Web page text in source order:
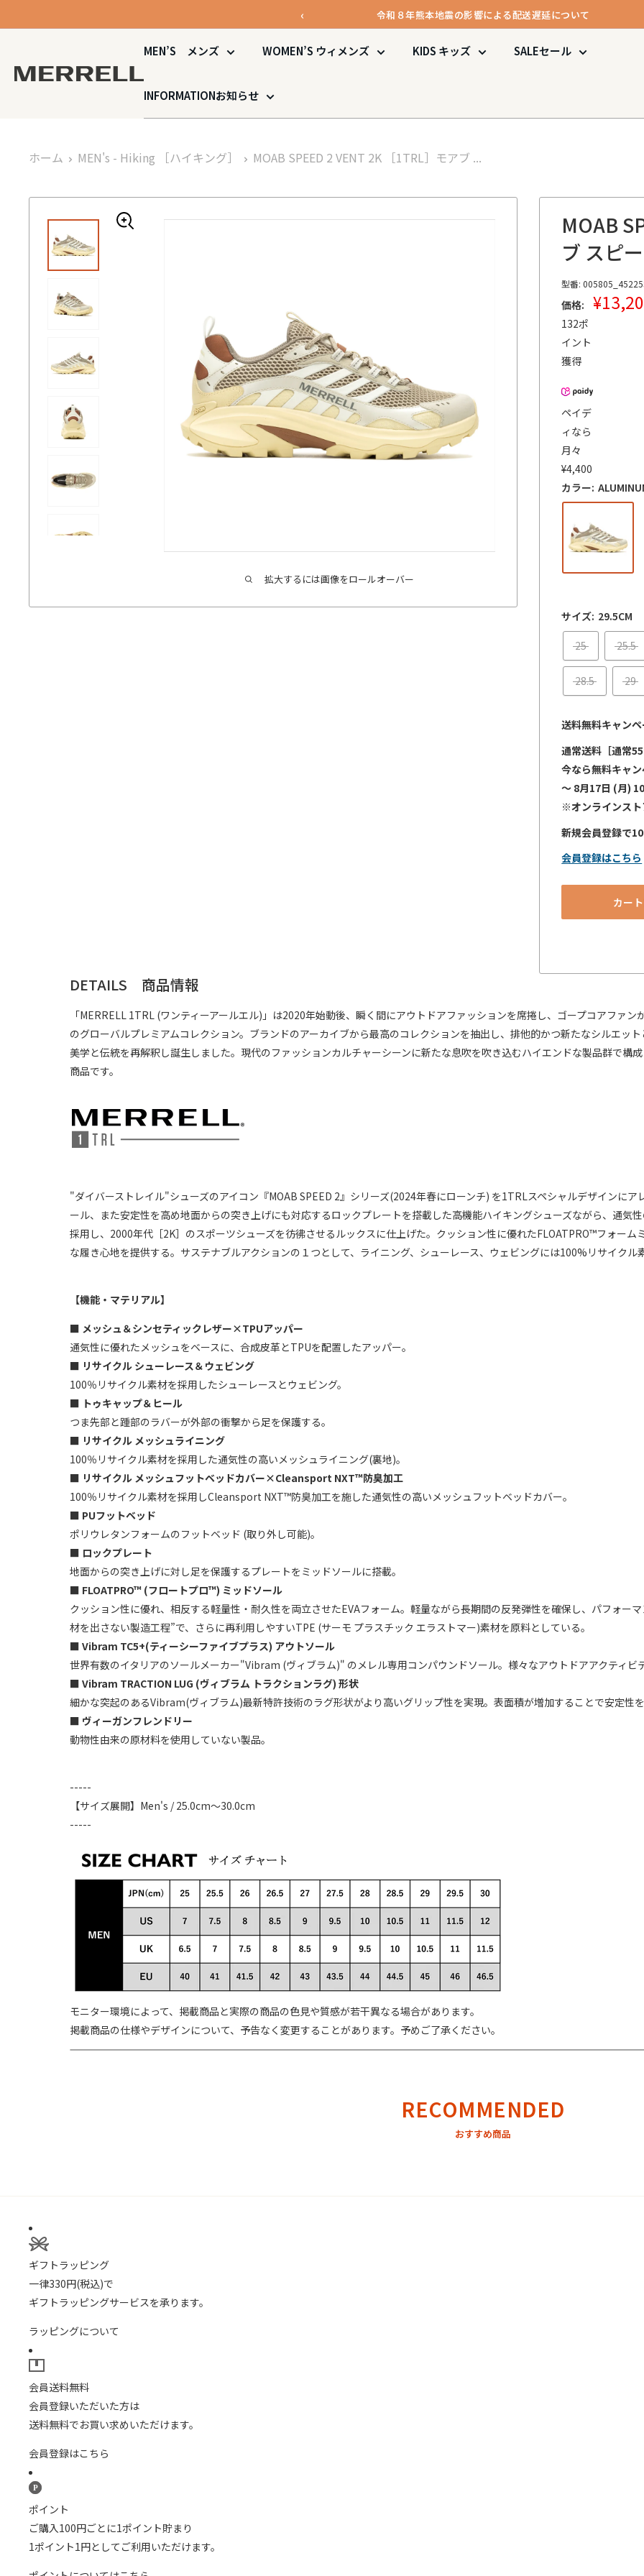
ン
‹ 令和８年熊本地震の影響による配送遅延について
メンバー登録で1000ポイント進呈＆送料無料！
MERRELL
MEN’S メンズ WOMEN’S ウィメンズ KIDS キッズ SALEセール
INFORMATIONお知らせ
ホーム MEN's - Hiking ［ハイキング］ MOAB SPEED 2 VENT 2K ［1TRL］ モアブ ...
拡大するには画像をロールオーバー
MOAB
ブ スピ
型番:
価格: 販
132ポ
イント
獲得
ペイデ
ィなら
月々
¥4,400
カラー:
サイズ: 29.5CM
25 25.5
28.5 29
送料無料キャンペ
通常送料［通常
今なら無料キャン
～ 8月17日 (月)
※オンラインスト
新規会員登録で
会員登録はこちら
カー
DETAILS 商品情報
「MERRELL 1TRL (ワンティーアールエル)」は2020年始動後、瞬く間にアウトドアファッションを席捲し、ゴープコアファ
のグローバルプレミアムコレクション。ブランドのアーカイブから最高のコレクションを抽出し、排他的かつ新たなシルエッ
美学と伝統を再解釈し誕生しました。現代のファッションカルチャーシーンに新たな息吹を吹き込むハイエンドな製品群で構
商品です。
"ダイバーストレイル"シューズのアイコン『MOAB SPEED 2』シリーズ(2024年春にローンチ) を1TRLスペシャルデザインに
ール、また安定性を高め地面からの突き上げにも対応するロックプレートを搭載した高機能ハイキングシューズながら、通気
採用し、2000年代［2K］のスポーツシューズを彷彿させるルックスに仕上げた。クッション性に優れたFLOATPRO™フォー
な履き心地を提供する。サステナブルアクションの１つとして、ライニング、シューレース、ウェビングには100%リサイクル
【機能・マテリアル】
■ メッシュ＆シンセティックレザー×TPUアッパー
通気性に優れたメッシュをベースに、合成皮革とTPUを配置したアッパー。
■ リサイクル シューレース＆ウェビング
100％リサイクル素材を採用したシューレースとウェビング。
■ トゥキャップ＆ヒール
つま先部と踵部のラバーが外部の衝撃から足を保護する。
■ リサイクル メッシュライニング
100％リサイクル素材を採用した通気性の高いメッシュライニング(裏地)。
■ リサイクル メッシュフットベッドカバー×Cleansport NXT™防臭加工
100％リサイクル素材を採用しCleansport NXT™防臭加工を施した通気性の高いメッシュフットベッドカバー。
■ PUフットベッド
ポリウレタンフォームのフットベッド (取り外し可能)。
■ ロックプレート
地面からの突き上げに対し足を保護するプレートをミッドソールに搭載。
■ FLOATPRO™ (フロートプロ™) ミッドソール
クッション性に優れ、相反する軽量性・耐久性を両立させたEVAフォーム。軽量ながら長期間の反発弾性を確保し、パフォー
材を出さない製造工程”で、さらに再利用しやすいTPE (サーモ プラスチック エラストマー)素材を原料としている。
■ Vibram TC5+(ティーシーファイブプラス) アウトソール
世界有数のイタリアのソールメーカー"Vibram (ヴィブラム)" のメレル専用コンパウンドソール。様々なアウトドアアクティビ
■ Vibram TRACTION LUG (ヴィブラム トラクションラグ) 形状
細かな突起のあるVibram(ヴィブラム)最新特許技術のラグ形状がより高いグリップ性を実現。表面積が増加することで安定性
■ ヴィーガンフレンドリー
動物性由来の原材料を使用していない製品。
-----
【サイズ展開】Men's / 25.0cm～30.0cm
-----
モニター環境によって、掲載商品と実際の商品の色見や質感が若干異なる場合があります。
掲載商品の仕様やデザインについて、予告なく変更することがあります。予めご了承ください。
RECOMMENDED
ギフトラッピング
一律330円(税込)で
ギフトラッピングサービスを承ります。
ラッピングについて
会員送料無料
会員登録いただいた方は
送料無料でお買い求めいただけます。
会員登録はこちら
ポイント
ご購入100円ごとに1ポイント貯まり
1ポイント1円としてご利用いただけます。